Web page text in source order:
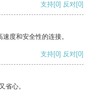
支持[0] 反对[0]
度和安全性的连接。
支持[0] 反对[0]
省心。